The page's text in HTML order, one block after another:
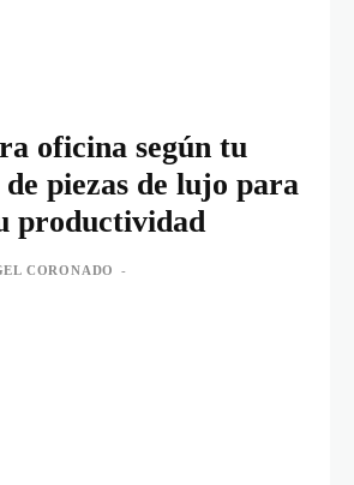
oficina según tu
piezas de lujo para
productividad
CORONADO -